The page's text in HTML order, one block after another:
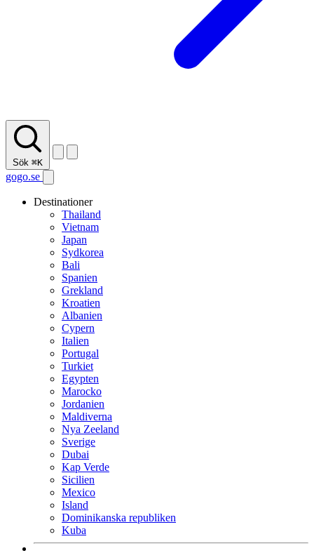
Sök ⌘K
gogo.se
Destinationer
Thailand
Vietnam
Japan
Sydkorea
Bali
Spanien
Grekland
Kroatien
Albanien
Cypern
Italien
Portugal
Turkiet
Egypten
Marocko
Jordanien
Maldiverna
Nya Zeeland
Sverige
Dubai
Kap Verde
Sicilien
Mexico
Island
Dominikanska republiken
Kuba